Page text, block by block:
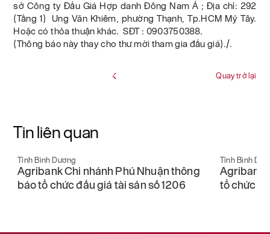
sở Công ty Đấu Giá Hợp danh Đông Nam Á ; Địa chỉ: 292
(Tầng 1) Ung Văn Khiêm, phường Thạnh, Tp.HCM Mỹ Tây.
Hoặc có thỏa thuận khác. SĐT : 0903750388.
(Thông báo này thay cho thư mời tham gia đấu giá)./.
Quay trở lại
Tin liên quan
Tỉnh Bình Dương
Agribank Chi nhánh Phú Nhuận thông
báo tổ chức đấu giá tài sản số 1206
Tỉnh Bình
Agribank
tổ chức